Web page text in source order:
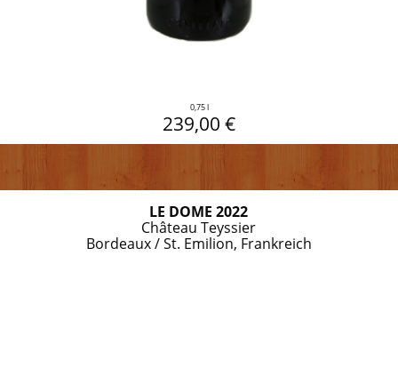
0,75 l
239,00 €
LE DOME 2022
Château Teyssier
Bordeaux / St. Emilion, Frankreich